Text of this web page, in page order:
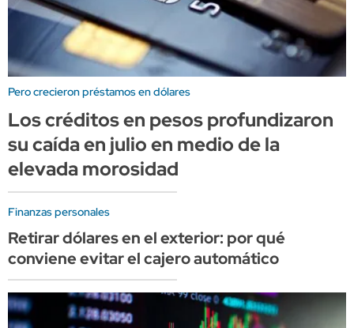
Pero crecieron préstamos en dólares
Los créditos en pesos profundizaron
su caída en julio en medio de la
elevada morosidad
Finanzas personales
Retirar dólares en el exterior: por qué
conviene evitar el cajero automático